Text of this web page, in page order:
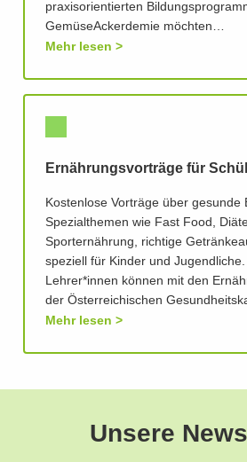
praxisorientierten
GemüseAckerdemie möchten…
Mehr lesen
Ernährungsvorträge für
Kostenlose Vorträge über gesunde
Spezialthemen wie Fast Food,
Sporternährung, richtige
speziell für Kinder und
Lehrer*innen können mit den
der Österreichischen
Mehr lesen
Unsere